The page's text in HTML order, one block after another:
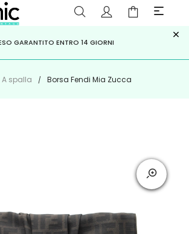
CONKLARNA,HEYLIGHT, APPAGO
PER NON PERDERE SCONTI E
OFFERTE IMPERDIBILI!
GARANTITO ENTRO 14 GIORNI ×
A spalla Borsa Fendi Mia Zucca